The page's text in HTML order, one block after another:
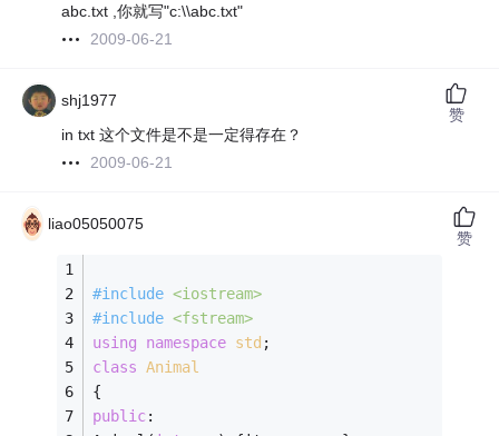
abc.txt ,你就写"c:\\abc.txt"
2009-06-21
shj1977
in txt 这个文件是不是一定得存在？
2009-06-21
赞
liao05050075
#include <iostream>
#include <fstream>
using
namespace std ;
class Animal
{
public:
赞